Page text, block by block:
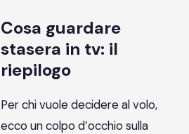
Cosa guardare
stasera in tv: il
riepilogo
Per chi vuole decidere al volo,
ecco un colpo d’occhio sulla